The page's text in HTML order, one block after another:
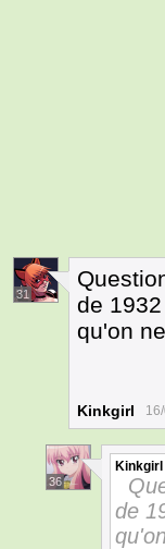
31
de
qu'on
Kinkgirl
36
Kinkgirl
de